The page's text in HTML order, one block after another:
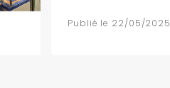
Publié le 22/05/2025